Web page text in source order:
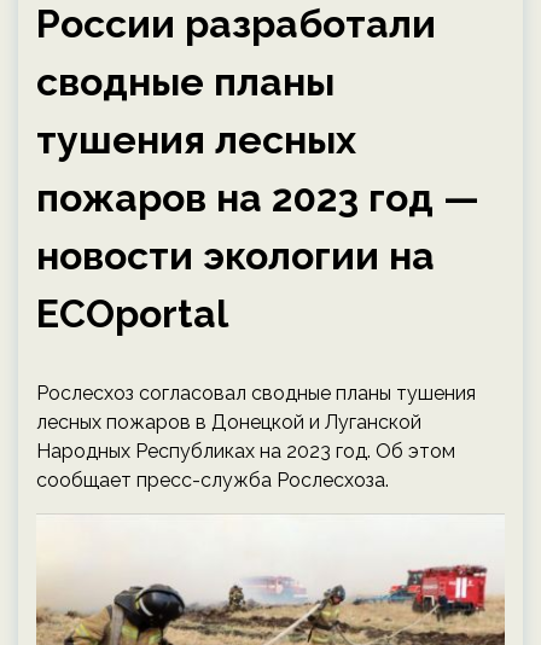
России разработали
сводные планы
тушения лесных
пожаров на 2023 год —
новости экологии на
ECOportal
Рослесхоз согласовал сводные планы тушения
лесных пожаров в Донецкой и Луганской
Народных Республиках на 2023 год. Об этом
сообщает пресс-служба Рослесхоза.